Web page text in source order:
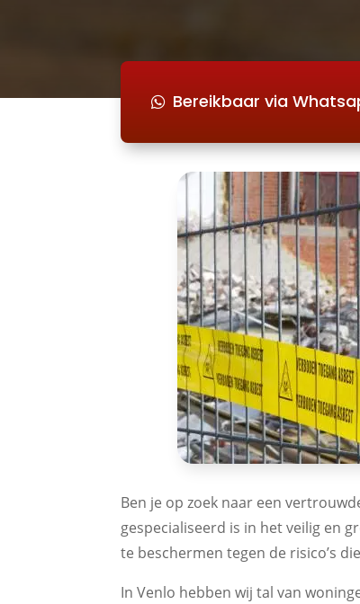
Bereikbaar via
Ben je op zoek naar een
gespecialiseerd is in het veilig en
te beschermen tegen de risico’s
In Venlo hebben wij tal van